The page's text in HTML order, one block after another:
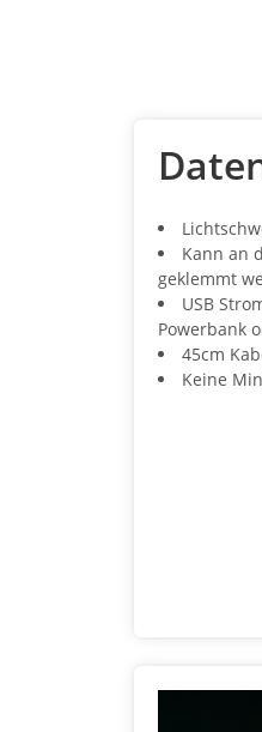
Kann an
geklemmt
USB
Powerbank
45cm
Keine